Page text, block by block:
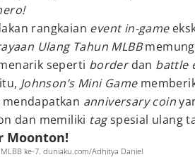
rangkaian event in-game
Ulang Tahun MLBB
seperti borderdan battle
Johnson’s Mini Game
anniversary coin
dan memiliki tagspesial ulang
Moonton!
MLBB ke-7. duniaku.com/Adhitya Daniel